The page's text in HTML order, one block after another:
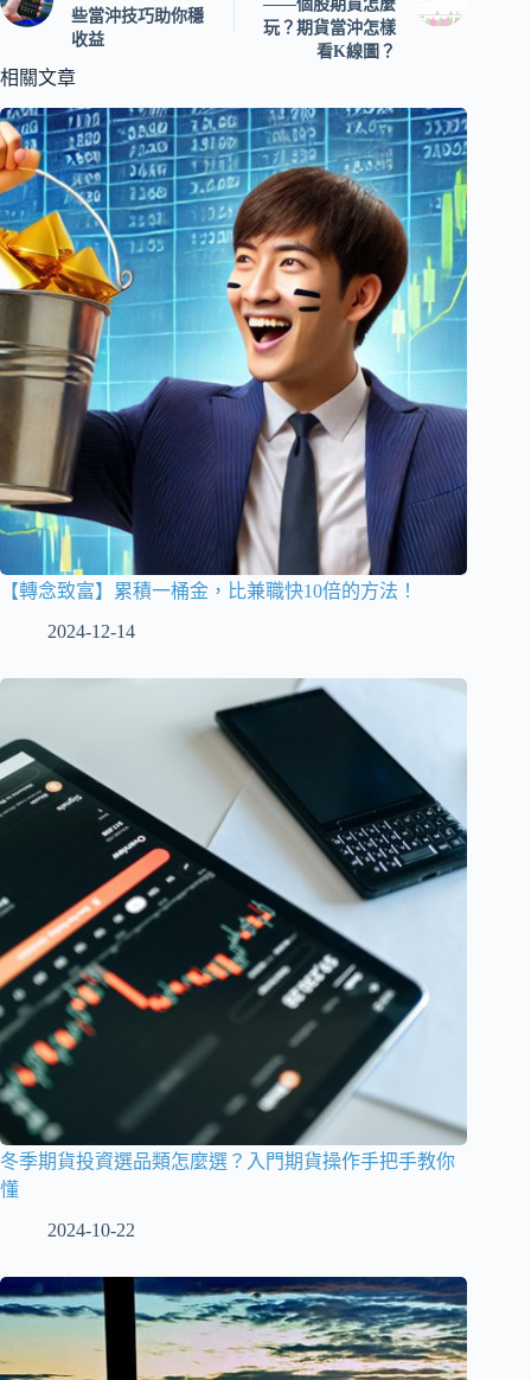
些當沖技巧助你穩
收益
——個股期貨怎麼
玩？期貨當沖怎樣
看K線圖？
相關文章
【轉念致富】累積一桶金，比兼職快10倍的方法！
2024-12-14
冬季期貨投資選品類怎麼選？入門期貨操作手把手教你
懂
2024-10-22